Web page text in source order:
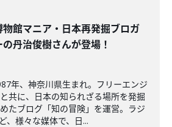
物館マニア・日本再発掘ブロガ
の丹治俊樹さんが登場！
年、神奈川県生まれ。フリーエンジ
共に、日本の知られざる場所を発掘
たブログ「知の冒険」を運営。ラジ
、様々な媒体で、日...